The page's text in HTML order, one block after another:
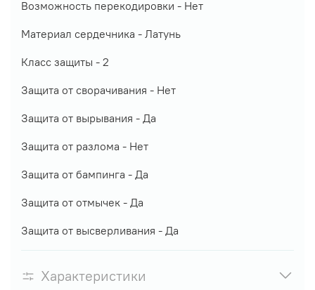
Возможность перекодировки - Нет
Материал сердечника - Латунь
Класс защиты - 2
Защита от сворачивания - Нет
Защита от вырывания - Да
Защита от разлома - Нет
Защита от бампинга - Да
Защита от отмычек - Да
Защита от высверливания - Да
Характеристики